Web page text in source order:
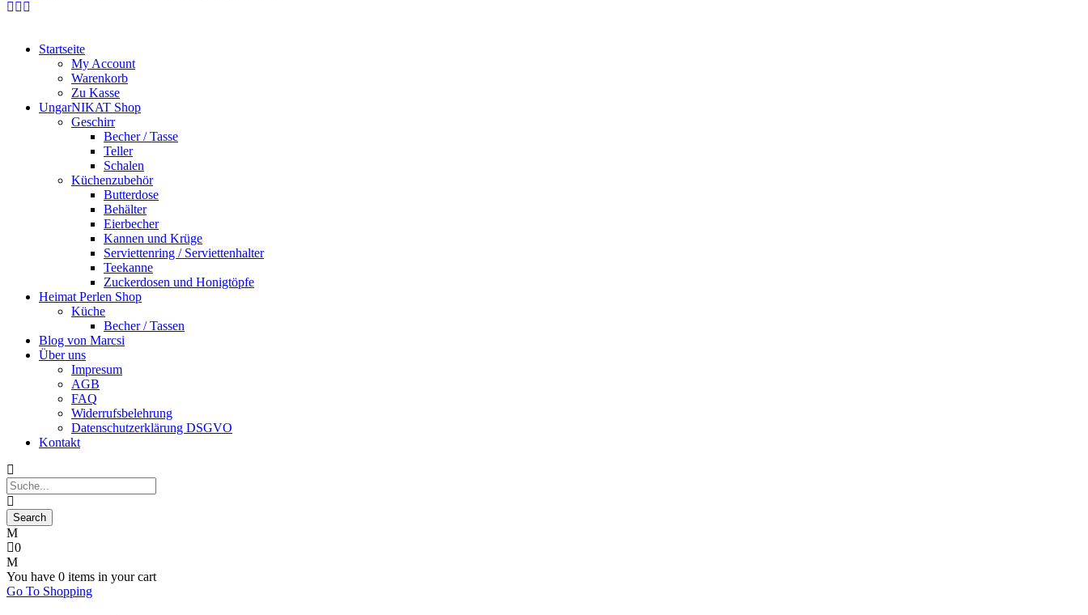
Startseite
My Account
Warenkorb
Zu Kasse
UngarNIKAT Shop
Geschirr
Becher / Tasse
Teller
Schalen
Küchenzubehör
Butterdose
Behälter
Eierbecher
Kannen und Krüge
Serviettenring / Serviettenhalter
Teekanne
Zuckerdosen und Honigtöpfe
Heimat Perlen Shop
Küche
Becher / Tassen
Blog von Marcsi
Über uns
Impresum
AGB
FAQ
Widerrufsbelehrung
Datenschutzerklärung DSGVO
Kontakt
0
You have 0 items in your cart
Go To Shopping